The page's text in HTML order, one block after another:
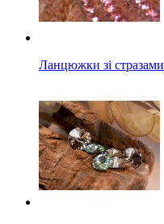
Ланцюжки зі стразами